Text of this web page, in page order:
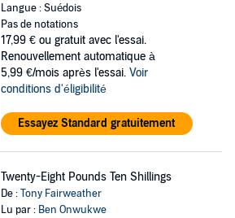
Langue : Suédois
Pas de notations
17,99 € ou gratuit avec l'essai.
Renouvellement automatique à
5,99 €/mois après l'essai. Voir
conditions d'éligibilité
Essayez Standard gratuitement
Twenty-Eight Pounds Ten Shillings
De :Tony Fairweather
Lu par : Ben Onwukwe